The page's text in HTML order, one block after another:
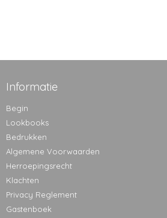
Informatie
Begin
Lookbooks
Bedrukken
Algemene Voorwaarden
Herroepingsrecht
Klachten
Privacy Reglement
Gastenboek